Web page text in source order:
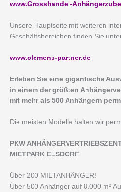
www.Grosshandel-
Unsere Hauptseite mit weiteren
Geschäftsbereichen finden Sie
www.clemens-partner.de
Erleben Sie eine gigantische
in einem der größten
mit mehr als 500 Anhängern
Die meisten Modelle halten wir
PKW
MIETPARK ELSDORF
Über 200 MIETANHÄNGER!
Über 500 Anhänger auf 8.000 m²